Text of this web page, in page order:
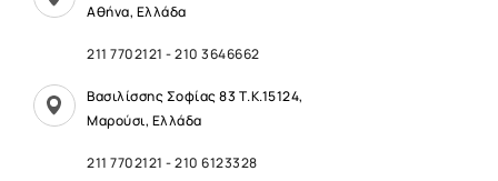
Αθήνα, Ελλάδα
211 7702121 -210 3646662
Βασιλίσσης Σοφίας 83 Τ.Κ.15124,
Μαρούσι, Ελλάδα
211 7702121 -210 6123328